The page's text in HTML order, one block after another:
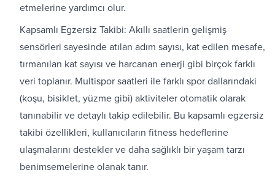
etmelerine yardımcı olur.
Kapsamlı Egzersiz Takibi: Akıllı saatlerin gelişmiş
sensörleri sayesinde atılan adım sayısı, kat edilen mesafe,
tırmanılan kat sayısı ve harcanan enerji gibi birçok farklı
veri toplanır. Multispor saatleri ile farklı spor dallarındaki
(koşu, bisiklet, yüzme gibi) aktiviteler otomatik olarak
tanınabilir ve detaylı takip edilebilir. Bu kapsamlı egzersiz
takibi özellikleri, kullanıcıların fitness hedeflerine
ulaşmalarını destekler ve daha sağlıklı bir yaşam tarzı
benimsemelerine olanak tanır.